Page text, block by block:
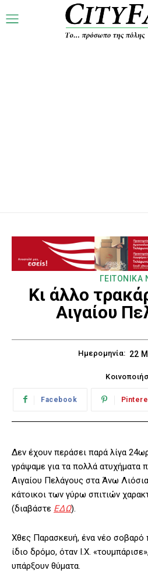
ΓΕΙΤΟΝΙΚΑ
Κι άλλο
Αιγαίου
Ημερομηνία: 22
Facebook
Δεν έχουν περάσει παρά λίγα
γράψαμε για τα πολλά ατυχήματα
Αιγαίου Πελάγους στα Άνω
κάτοικοι των γύρω σπιτιών
(διαβάστε ΕΔΩ).
Χθες Παρασκευή, ένα νέο σοβαρό
ίδιο δρόμο, όταν Ι.Χ.
υπάρξουν θύματα.